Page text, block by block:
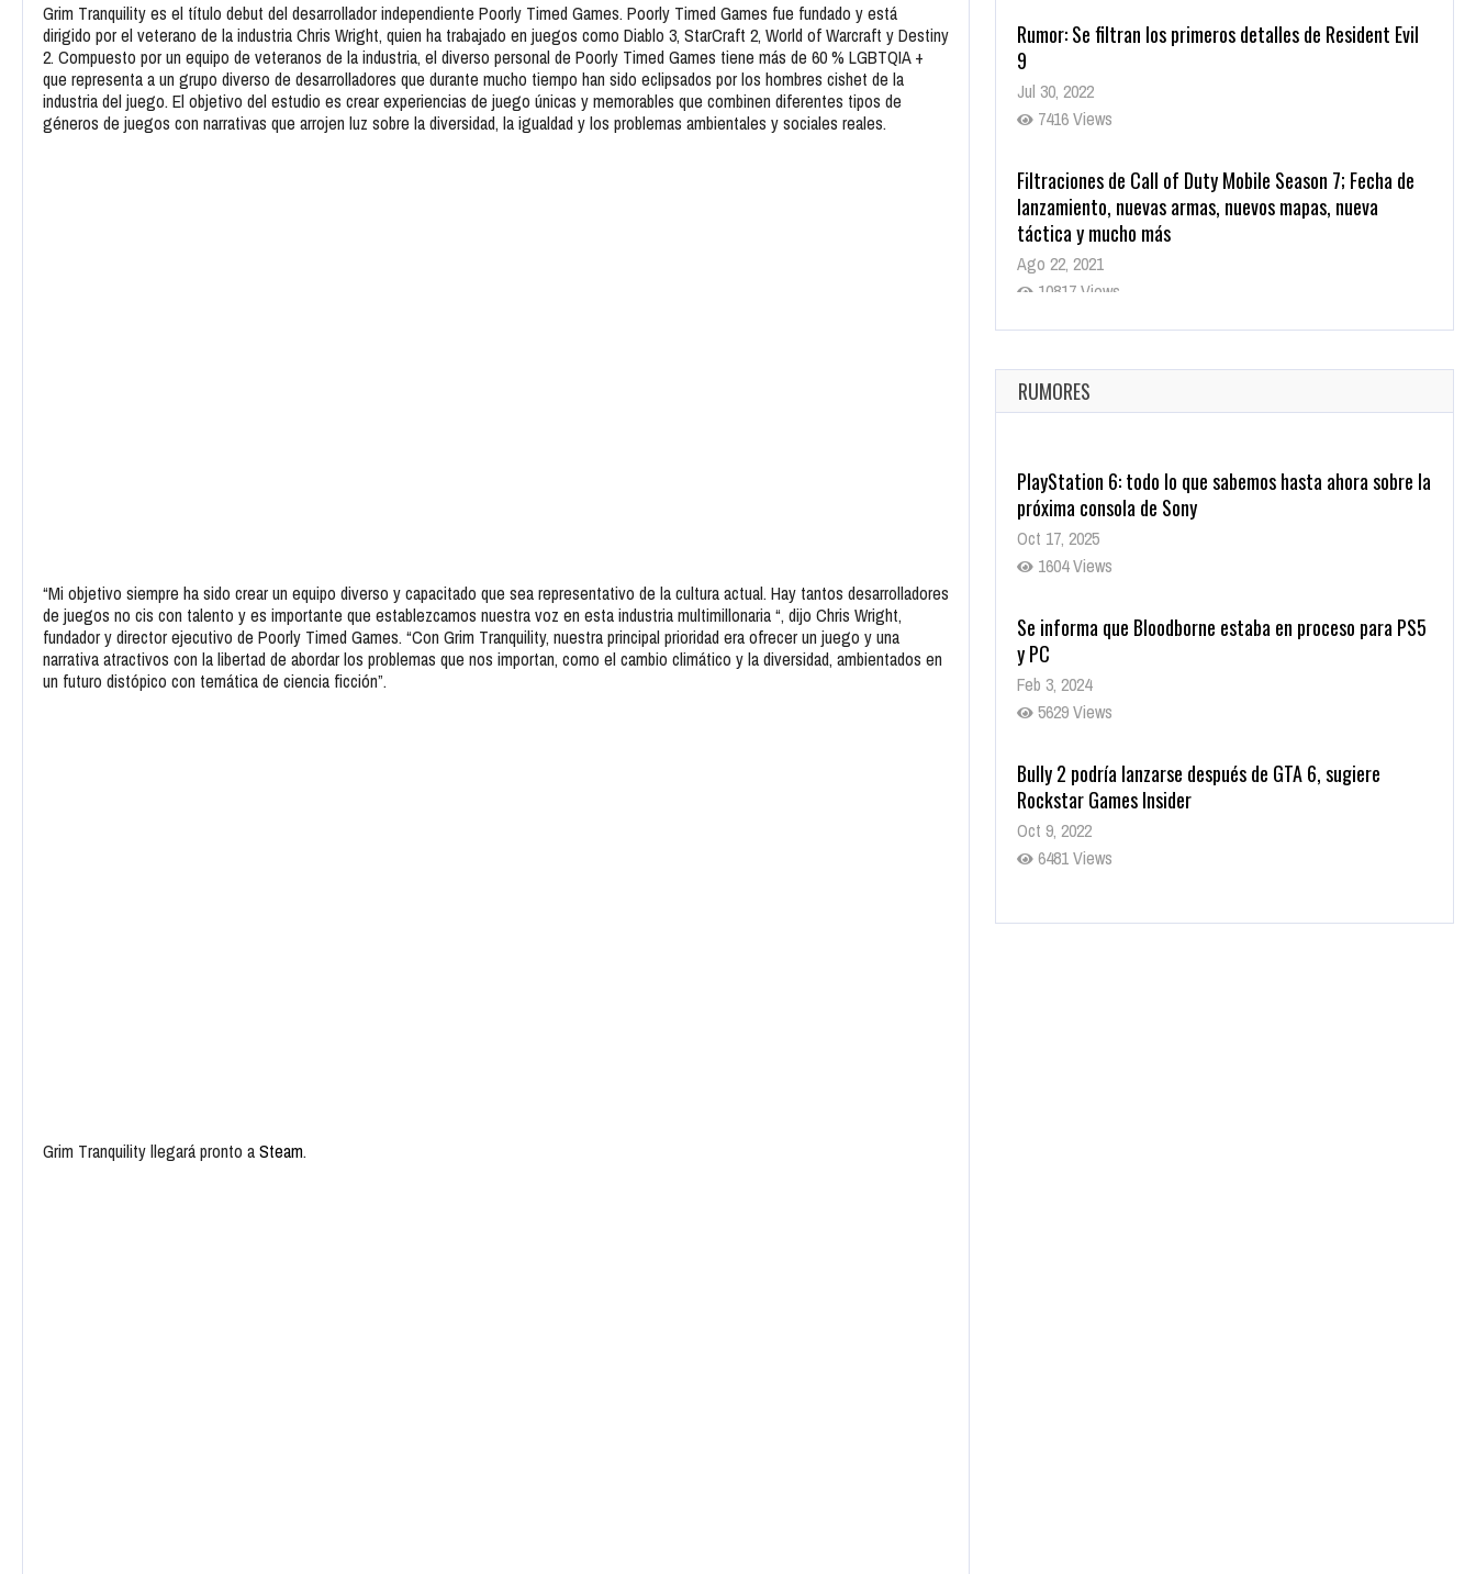
Grim Tranquility es el título debut del desarrollador independiente Poorly Timed Games. Poorly Timed Games fue fundado y está
dirigido por el veterano de la industria Chris Wright, quien ha trabajado en juegos como Diablo 3, StarCraft 2, World of Warcraft y Destiny
2. Compuesto por un equipo de veteranos de la industria, el diverso personal de Poorly Timed Games tiene más de 60 % LGBTQIA +
que representa a un grupo diverso de desarrolladores que durante mucho tiempo han sido eclipsados ​​por los hombres cishet de la
industria del juego. El objetivo del estudio es crear experiencias de juego únicas y memorables que combinen diferentes tipos de
géneros de juegos con narrativas que arrojen luz sobre la diversidad, la igualdad y los problemas ambientales y sociales reales.
“Mi objetivo siempre ha sido crear un equipo diverso y capacitado que sea representativo de la cultura actual. Hay tantos desarrolladores
de juegos no cis con talento y es importante que establezcamos nuestra voz en esta industria multimillonaria “, dijo Chris Wright,
fundador y director ejecutivo de Poorly Timed Games. “Con Grim Tranquility, nuestra principal prioridad era ofrecer un juego y una
narrativa atractivos con la libertad de abordar los problemas que nos importan, como el cambio climático y la diversidad, ambientados en
un futuro distópico con temática de ciencia ficción”.
Grim Tranquility llegará pronto aSteam.
Rumor: Se filtran los primeros detalles de Resident Evil
9
Jul 30, 2022
7416 Views
Filtraciones de Call of Duty Mobile Season 7; Fecha de
lanzamiento, nuevas armas, nuevos mapas, nueva
táctica y mucho más
Ago 22, 2021
10817 Views
La configuración de Call of Duty 2021 aparentemente
Ago 8, 2021
10003 Views
RUMORES
PlayStation 6: todo lo que sabemos hasta ahora sobre la
próxima consola de Sony
Oct 17, 2025
1604 Views
Se informa que Bloodborne estaba en proceso para PS5
y PC
Feb 3, 2024
5629 Views
Bully 2 podría lanzarse después de GTA 6, sugiere
Rockstar Games Insider
Oct 9, 2022
6481 Views
Rumor: Se filtran los primeros detalles de Resident Evil